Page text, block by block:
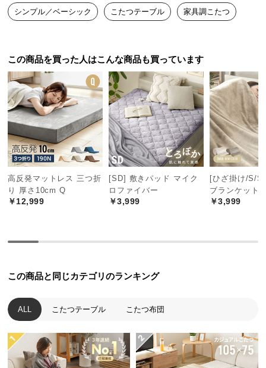
中
型
の
配
送
に
つ
い
て
小
型
商
つ
て
開
設
シンプル／ベーシック こたつテーブル 家具調こたつ
この商品を買った人はこんな商品も買っています
高反発マットレス 三つ折
り 厚さ10cm Q
￥12,999
[SD] 敷きパッド マイク
ロファイバー
￥3,999
[ひざ掛け/S/
ブランケット
￥3,999
この商品と同じカテゴリのランキング
ALL こたつテーブル こたつ布団